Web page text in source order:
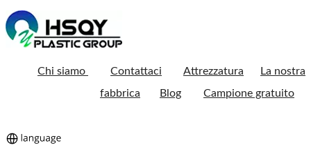
Chi siamo Contattaci Attrezzatura
La nostra
fabbrica
Blog Campione gratuito